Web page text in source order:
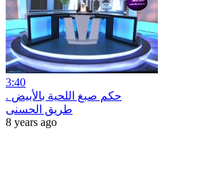
3:40
. حكم صبغ اللحية بالأبيض
طريق الحسنى
8 years ago